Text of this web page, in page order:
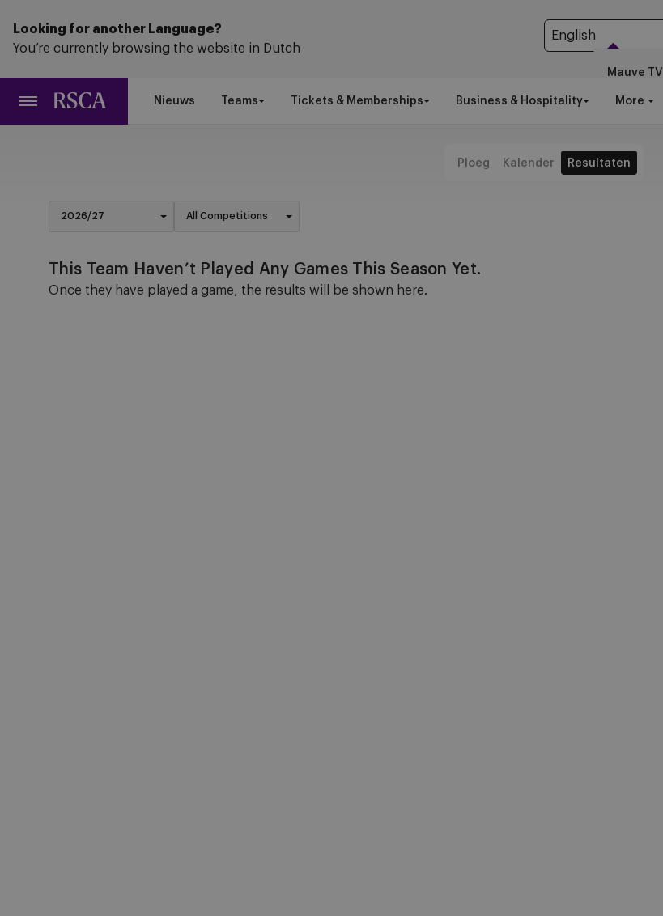
naar
hoofdinhoud
Looking for another Language?
You’re currently browsing the website in Dutch
Nieuws Teams Tickets & Memberships Business & Hospitality More
Mauve TV
Ploeg Kalender Resultaten
This Team Haven’t Played Any Games This Season Yet.
Once they have played a game, the results will be shown here.